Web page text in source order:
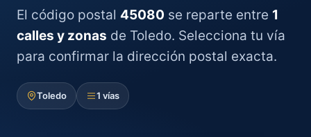
El código postal 45080 se reparte entre 1
calles y zonas de Toledo. Selecciona tu vía
para confirmar la dirección postal exacta.
Toledo 1 vías